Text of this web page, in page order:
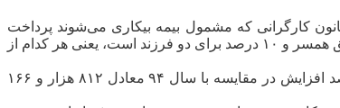
با افزایش حداقل دستمزد در سال ۹۵ است. وی ادامه داد: بر اساس قانون کارگرانی که مشمول بیمه بیکاری می‌شوند پرداخت
بیشترین سهم بیمه بیکاری ۸۵ درصد حقوق افراد است که ۵۵ درصد به ‌عنوان حداقل مزدی که در سه ماه قبل از بیکاری دریافت کرده‌اند و ۱۰ درصد حق همسر و ۱۰ درصد برای دو فرزند است، یعنی هر کدام از
به گزارش مهر، لطفی نژاد گفت: ۸۵ درصد سهم بیمه بیکاری نباید از حداقل مزد کمتر باشد و چون حداقل دستمزد کارگران برای سال ۹۵ با ۱۴ درصد افزایش در مقایسه با سال ۹۴ معادل ۸۱۲ هزار و ۱۶۶